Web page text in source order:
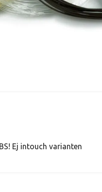
Ej intouch varianten